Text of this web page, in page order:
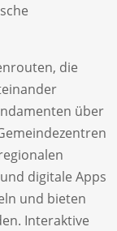
die
über
digitale Apps
und bieten
Interaktive